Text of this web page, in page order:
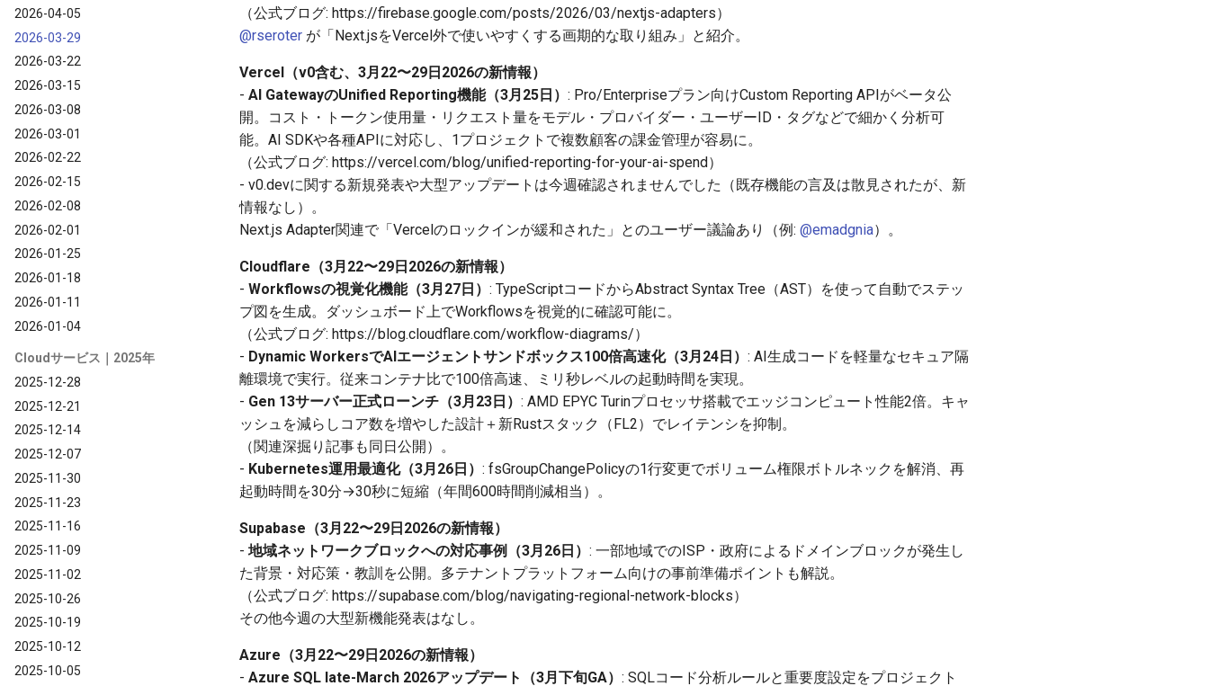
2026-04-05
2026-03-29
2026-03-22
2026-03-15
2026-03-08
2026-03-01
2026-02-22
2026-02-15
2026-02-08
2026-02-01
2026-01-25
2026-01-18
2026-01-11
2026-01-04
Cloudサービス｜2025年
2025-12-28
2025-12-21
2025-12-14
2025-12-07
2025-11-30
2025-11-23
2025-11-16
2025-11-09
2025-11-02
2025-10-26
2025-10-19
2025-10-12
2025-10-05
（公式ブログ: https://firebase.google.com/posts/2026/03/nextjs-adapters）
@rseroter が「Next.jsをVercel外で使いやすくする画期的な取り組み」と紹介。
Vercel（v0含む、3月22〜29日2026の新情報）
- AI GatewayのUnified Reporting機能（3月25日） : Pro/Enterpriseプラン向けCustom Reporting APIがベータ公
開。コスト・トークン使用量・リクエスト量をモデル・プロバイダー・ユーザーID・タグなどで細かく分析可
能。AI SDKや各種APIに対応し、1プロジェクトで複数顧客の課金管理が容易に。
（公式ブログ: https://vercel.com/blog/unified-reporting-for-your-ai-spend）
- v0.devに関する新規発表や大型アップデートは今週確認されませんでした（既存機能の言及は散見されたが、新
情報なし）。
Next.js Adapter関連で「Vercelのロックインが緩和された」とのユーザー議論あり（例: @emadgnia）。
Cloudflare（3月22〜29日2026の新情報）
- Workflowsの視覚化機能（3月27日） : TypeScriptコードからAbstract Syntax Tree（AST）を使って自動でステッ
プ図を生成。ダッシュボード上でWorkflowsを視覚的に確認可能に。
（公式ブログ: https://blog.cloudflare.com/workflow-diagrams/）
- Dynamic WorkersでAIエージェントサンドボックス100倍高速化（3月24日） : AI生成コードを軽量なセキュア隔
離環境で実行。従来コンテナ比で100倍高速、ミリ秒レベルの起動時間を実現。
- Gen 13サーバー正式ローンチ（3月23日） : AMD EPYC Turinプロセッサ搭載でエッジコンピュート性能2倍。キャ
ッシュを減らしコア数を増やした設計＋新Rustスタック（FL2）でレイテンシを抑制。
（関連深掘り記事も同日公開）。
- Kubernetes運用最適化（3月26日） : fsGroupChangePolicyの1行変更でボリューム権限ボトルネックを解消、再
起動時間を30分→30秒に短縮（年間600時間削減相当）。
Supabase（3月22〜29日2026の新情報）
- 地域ネットワークブロックへの対応事例（3月26日） : 一部地域でのISP・政府によるドメインブロックが発生し
た背景・対応策・教訓を公開。多テナントプラットフォーム向けの事前準備ポイントも解説。
（公式ブログ: https://supabase.com/blog/navigating-regional-network-blocks）
その他今週の大型新機能発表はなし。
Azure（3月22〜29日2026の新情報）
- Azure SQL late-March 2026アップデート（3月下旬GA） : SQLコード分析ルールと重要度設定をプロジェクト